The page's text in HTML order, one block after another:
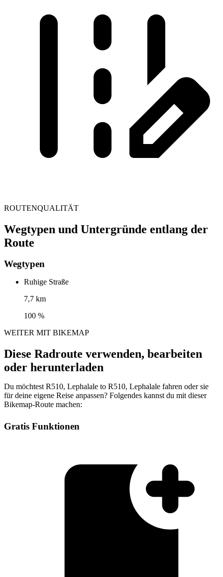
ROUTENQUALITÄT
Wegtypen und Untergründe entlang der
Route
Wegtypen
Ruhige Straße
7,7 km
100 %
WEITER MIT BIKEMAP
Diese Radroute verwenden, bearbeiten
oder herunterladen
Du möchtest R510, Lephalale to R510, Lephalale fahren oder sie
für deine eigene Reise anpassen? Folgendes kannst du mit dieser
Bikemap-Route machen:
Gratis Funktionen